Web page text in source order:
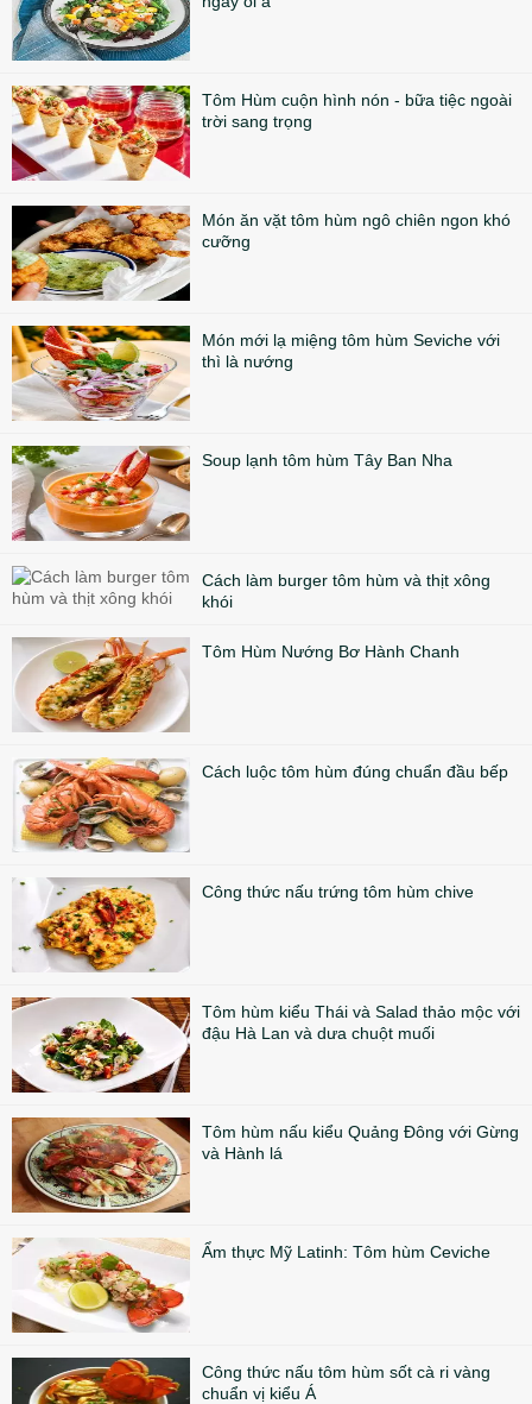
Tôm Hùm cuộn hình nón - bữa tiệc ngoài
trời sang trọng
Món ăn vặt tôm hùm ngô chiên ngon khó
cưỡng
Món mới lạ miệng tôm hùm Seviche với
thì là nướng
Soup lạnh tôm hùm Tây Ban Nha
Cách làm burger tôm hùm và thịt xông
khói
Tôm Hùm Nướng Bơ Hành Chanh
Cách luộc tôm hùm đúng chuẩn đầu bếp
Công thức nấu trứng tôm hùm chive
Tôm hùm kiểu Thái và Salad thảo mộc với
đậu Hà Lan và dưa chuột muối
Tôm hùm nấu kiểu Quảng Đông với Gừng
và Hành lá
Ẩm thực Mỹ Latinh: Tôm hùm Ceviche
Công thức nấu tôm hùm sốt cà ri vàng
chuẩn vị kiểu Á